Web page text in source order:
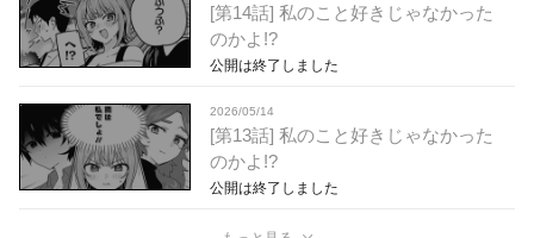
[第14話] 私のこと好きじゃなかった
のかよ!?
公開は終了しました
2026/05/14
[第13話] 私のこと好きじゃなかった
のかよ!?
公開は終了しました